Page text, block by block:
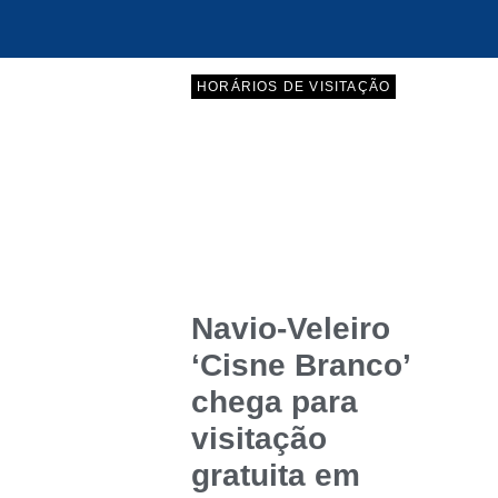
HORÁRIOS DE VISITAÇÃO
Navio-Veleiro
‘Cisne Branco’
chega para
visitação
gratuita em